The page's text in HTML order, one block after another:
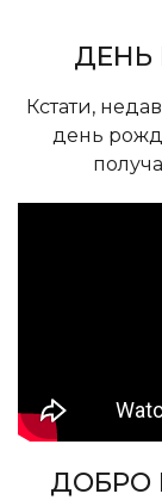
ДЕНЬ
Кстати,
день
ДОБРО